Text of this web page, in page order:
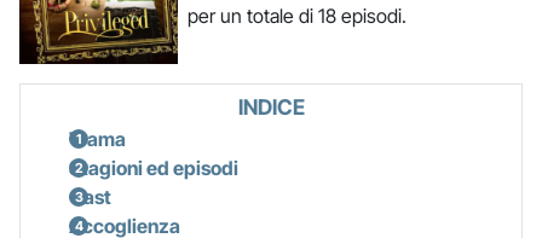
per un totale di 18 episodi.
INDICE
Trama
Stagioni ed episodi
Cast
Accoglienza